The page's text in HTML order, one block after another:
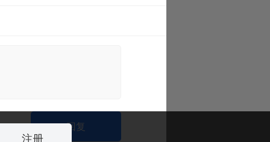
回复
注册